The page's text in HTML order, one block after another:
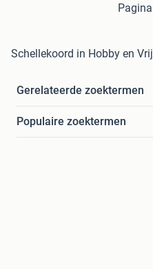
Schellekoord in Hobby en
Gerelateerde zoektermen
Populaire zoektermen